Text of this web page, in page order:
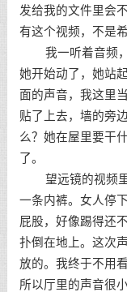
发给我的文件里会
有这个视频，不是
我一听着音频，
她开始动了，她站
面的声音，我这里
贴了上去，墙的旁
么？她在屋里要干
了。
望远镜的视频里
一条内裤。女人停
屁股，好像踢得还
扑倒在地上。这次
放的。我终于不用
所以厅里的声音很